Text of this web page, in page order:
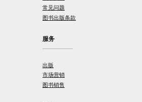
常见问题
图书出版条款
服务
出版
市场营销
图书销售